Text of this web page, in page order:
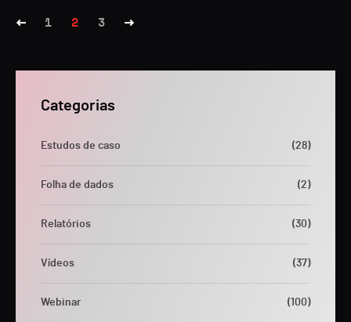
Categorias
Estudos de caso (28)
Folha de dados (2)
Relatórios (30)
Vídeos (37)
Webinar (100)
1 2 3